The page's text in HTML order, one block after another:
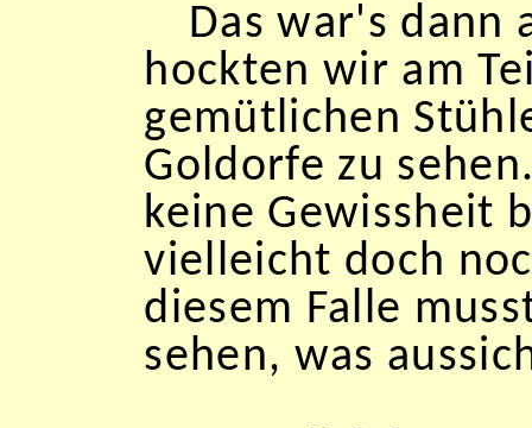
Das war's dann
hockten wir am
gemütlichen
Goldorfe zu
keine Gewissheit
vielleicht doch
diesem Falle
sehen, was